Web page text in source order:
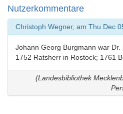
Nutzerkommentare
Christoph Wegner, am Thu Dec
Johann Georg Burgmann war Dr.
1752 Ratsherr in Rostock; 1761
(Landesbibliothek